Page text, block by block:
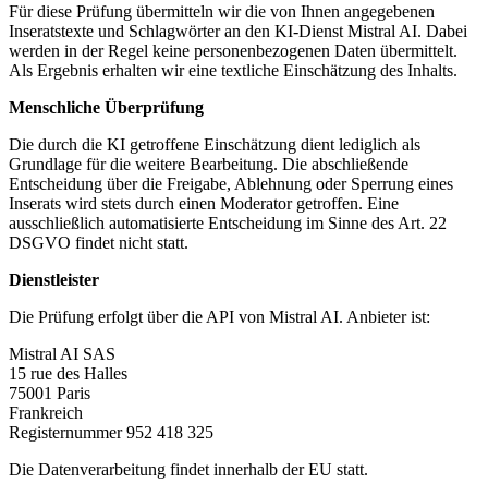
Für diese Prüfung übermitteln wir die von Ihnen angegebenen
Inseratstexte und Schlagwörter an den KI-Dienst Mistral AI. Dabei
werden in der Regel keine personenbezogenen Daten übermittelt.
Als Ergebnis erhalten wir eine textliche Einschätzung des Inhalts.
Menschliche Überprüfung
Die durch die KI getroffene Einschätzung dient lediglich als
Grundlage für die weitere Bearbeitung. Die abschließende
Entscheidung über die Freigabe, Ablehnung oder Sperrung eines
Inserats wird stets durch einen Moderator getroffen. Eine
ausschließlich automatisierte Entscheidung im Sinne des Art. 22
DSGVO findet nicht statt.
Dienstleister
Die Prüfung erfolgt über die API von Mistral AI. Anbieter ist:
Mistral AI SAS
15 rue des Halles
75001 Paris
Frankreich
Registernummer 952 418 325
Die Datenverarbeitung findet innerhalb der EU statt.